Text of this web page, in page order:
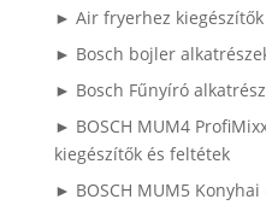
► Air fryerhez kiegészítők
► Bosch bojler
► Bosch Fűnyíró
► BOSCH MUM4
kiegészítők és feltétek
► BOSCH MUM5